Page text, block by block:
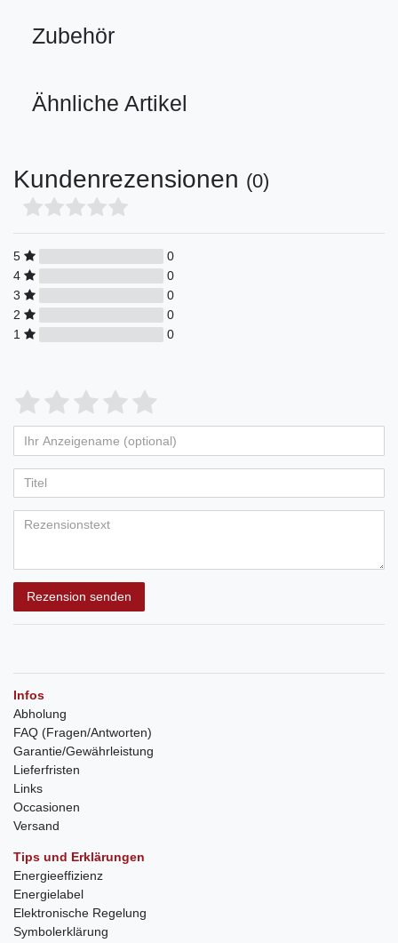
Zubehör
Ähnliche Artikel
Kundenrezensionen (0)
5
0
4
0
3
0
2
0
1
0
Rezension senden
Infos
Abholung
FAQ (Fragen/Antworten)
Garantie/Gewährleistung
Lieferfristen
Links
Occasionen
Versand
Tips und Erklärungen
Energieeffizienz
Energielabel
Elektronische Regelung
Symbolerklärung